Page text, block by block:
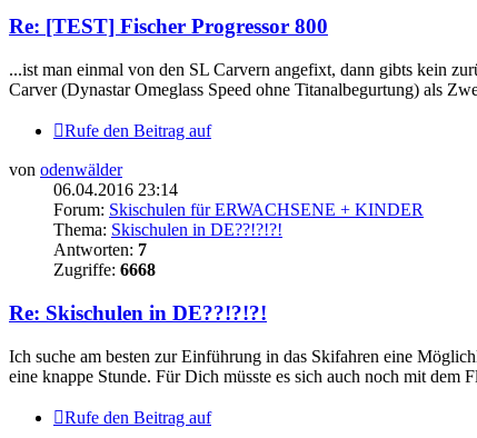
Re: [TEST] Fischer Progressor 800
...ist man einmal von den SL Carvern angefixt, dann gibts kein
Carver (Dynastar Omeglass Speed ohne Titanalbegurtung) als
Rufe den Beitrag auf
von odenwälder
06.04.2016 23:14
Forum: Skischulen für ERWACHSENE + KINDER
Thema: Skischulen in DE??!?!?!
Antworten: 7
Zugriffe: 6668
Re: Skischulen in DE??!?!?!
Ich suche am besten zur Einführung in das Skifahren eine
eine knappe Stunde. Für Dich müsste es sich auch noch mit dem
Rufe den Beitrag auf